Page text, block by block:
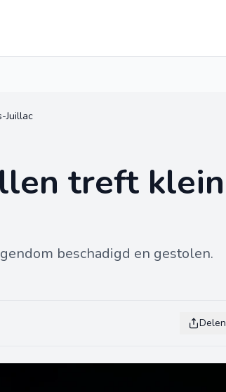
Juillac
treft klein
beschadigd en gestolen.
Delen